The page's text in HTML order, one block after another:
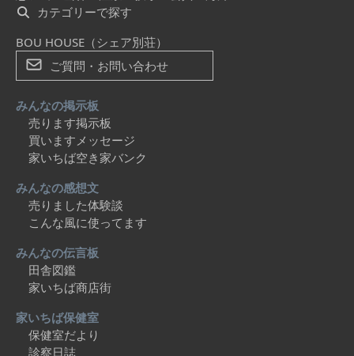
カテゴリーで探す
BOU HOUSE（シェア別荘）
ご質問・お問い合わせ
みんなの掲示板
売ります掲示板
買いますメッセージ
家いちば空き家バンク
みんなの感想文
売りました体験談
こんな風に使ってます
みんなの伝言板
田舎図鑑
家いちば商店街
家いちば保健室
保健室だより
診察日誌